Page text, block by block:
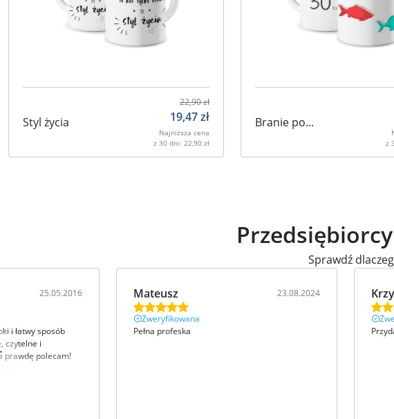
Styl życia
22,90zł
19,47zł
Najniższa cena
z 30 dni: 22,90 zł
Branie po...
z
Sprawdź
25.05.2016
i łatwy sposób
czytelne i
prawdę polecam!
Mateusz 23.08.2024
Zweryfikowana
Pełna profeska